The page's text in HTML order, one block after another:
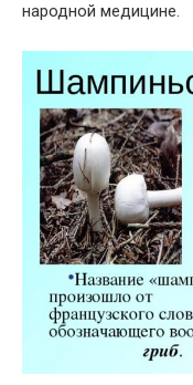
народной медицине.